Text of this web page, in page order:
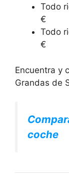
Todo
€
Todo
€
Encuentra y
Grandas de
coche